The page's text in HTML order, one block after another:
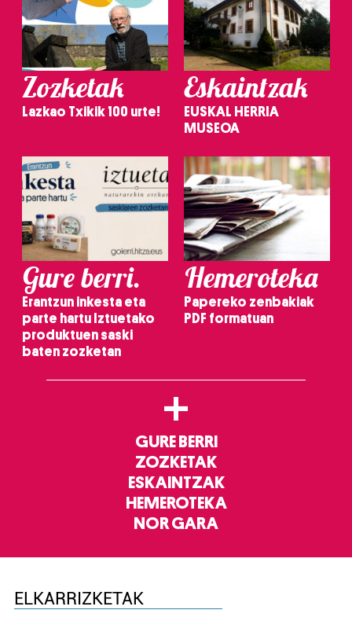
Zozketak
Lazkao Txikik 100 urte!
Eskaintzak
EUSKAL HERRIA
MUSEOA
Gure berri.
Erantzun inkesta eta
parte hartu Iztuetako
produktuen saski
baten zozketan
Hemeroteka
Papereko zenbakiak
PDF formatuan
+
GURE BERRI
ZOZKETAK
ESKAINTZAK
HEMEROTEKA
NOR GARA
ELKARRIZKETAK